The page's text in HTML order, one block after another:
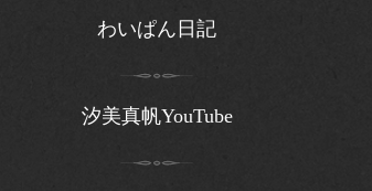
わいぱん日記
汐美真帆YouTube